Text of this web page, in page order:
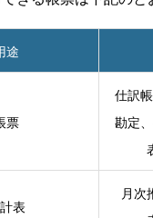
途
票
仕訳
勘定
表
月次